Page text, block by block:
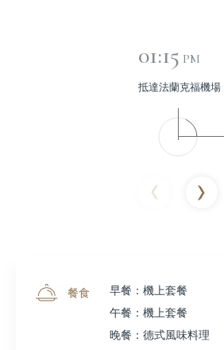
01:15 PM
抵達法蘭克福機場
餐食
早餐：機上套餐
午餐：機上套餐
晚餐：德式風味料理